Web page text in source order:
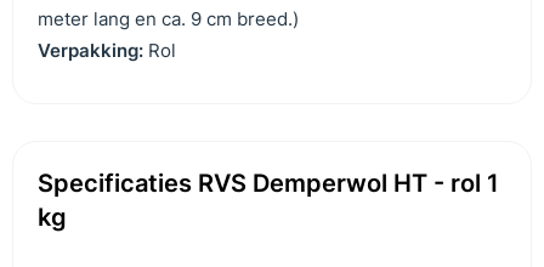
meter lang en ca. 9 cm breed.)
Verpakking: Rol
Specificaties RVS Demperwol HT - rol 1
kg